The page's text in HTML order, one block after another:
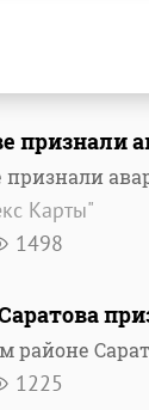
признали
признали
Карты"
1498
районе
1225